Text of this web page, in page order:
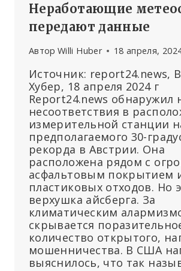
Неработающие
передают данные
Автор Willi Huber 18 апреля,
Источник: report24.news,
Хубер, 18 апреля 2024 г
Report24.news обнаружил
несоответствия в
измерительной станции
предполагаемого 30-
рекорда в Австрии. Она
расположена рядом с
асфальтовым покрытием
пластиковых отходов. Но
верхушка айсберга. За
климатическим
скрывается
количество открытого,
мошенничества. В США
выяснилось, что так